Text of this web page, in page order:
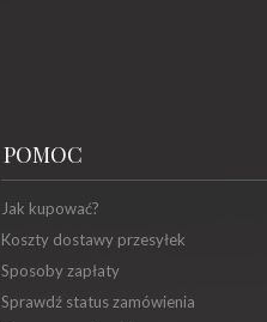
POMOC
Jak kupować?
Koszty dostawy przesyłek
Sposoby zapłaty
Sprawdź status zamówienia